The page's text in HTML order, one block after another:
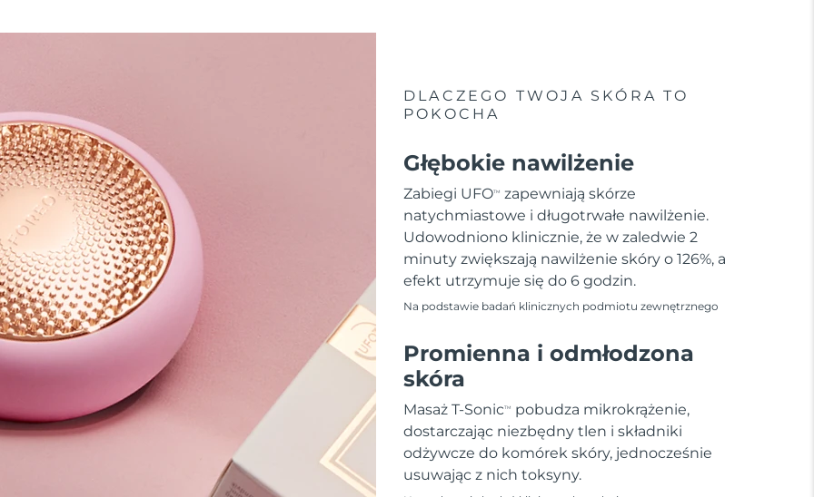
DLACZEGO TWOJA SKÓRA TO
POKOCHA
Głębokie nawilżenie
Zabiegi UFOTM
zapewniają skórze
natychmiastowe i długotrwałe nawilżenie.
Udowodniono klinicznie, że w zaledwie 2
minuty zwiększają nawilżenie skóry o 126%, a
efekt utrzymuje się do 6 godzin.
Na podstawie badań klinicznych podmiotu zewnętrznego
Promienna i odmłodzona
skóra
Masaż T-SonicTM
pobudza mikrokrążenie,
dostarczając niezbędny tlen i składniki
odżywcze do komórek skóry, jednocześnie
usuwając z nich toksyny.